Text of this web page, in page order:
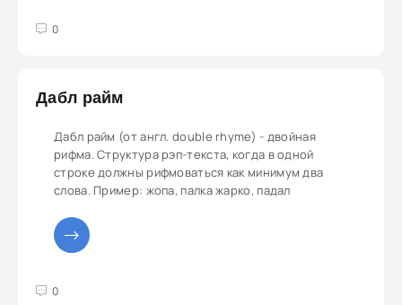
0
5
Дабл райм
Дабл райм (от англ. double rhyme) - двойная
рифма. Структура рэп-текста, когда в одной
строке должны рифмоваться как минимум два
слова. Пример: жопа, палка жарко, падал
0
5